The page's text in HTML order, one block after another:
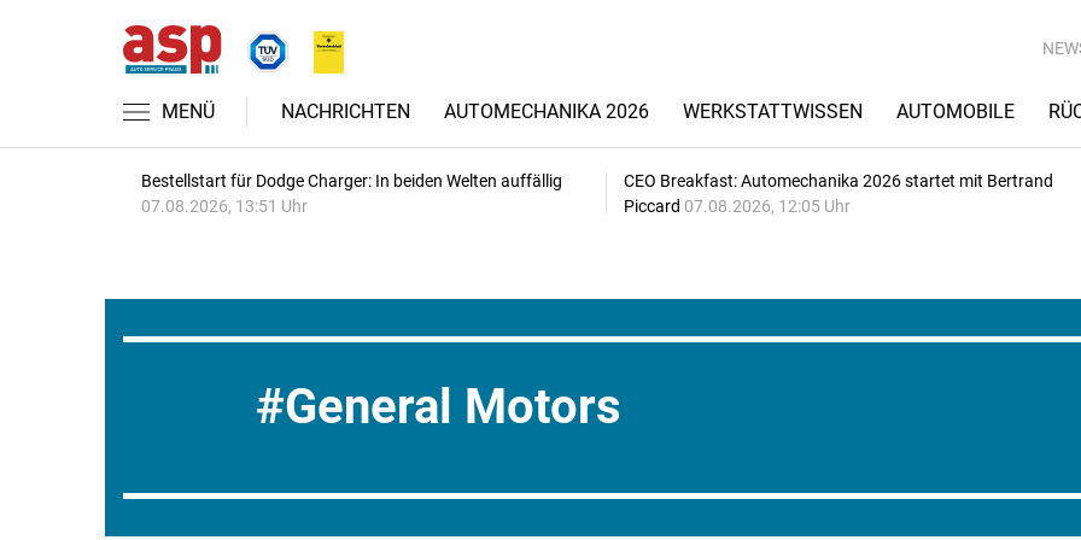
MENÜ NACHRICHTEN AUTOMECHANIKA 2026 WERKSTATTWISSEN AUTOMOBILE
Bestellstart für Dodge Charger: In beiden Welten auffällig
07.08.2026, 13:51 Uhr
CEO Breakfast: Automechanika 2026 startet mit Bertrand
Piccard 07.08.2026, 12:05 Uhr
General Motors